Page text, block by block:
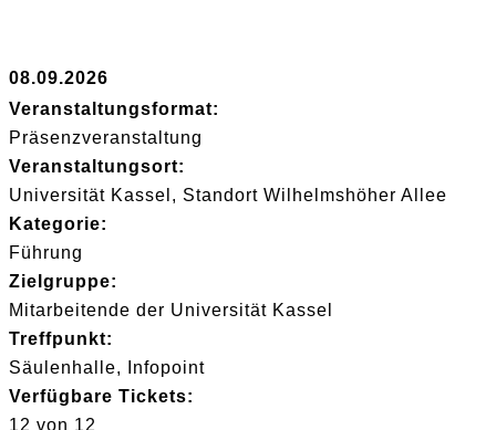
08.09.2026
Veranstaltungsformat:
Präsenzveranstaltung
Veranstaltungsort:
Universität Kassel, Standort Wilhelmshöher Allee
Kategorie:
Führung
Zielgruppe:
Mitarbeitende der Universität Kassel
Treffpunkt:
Säulenhalle, Infopoint
Verfügbare Tickets:
12 von 12